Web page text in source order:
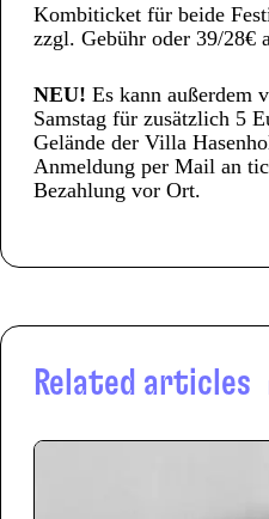
Kombiticket für beide
zzgl. Gebühr oder 39/28€
NEU! Es kann außerdem
Samstag für zusätzlich 5
Gelände der Villa
Anmeldung per Mail an
Bezahlung vor Ort.
Related articles